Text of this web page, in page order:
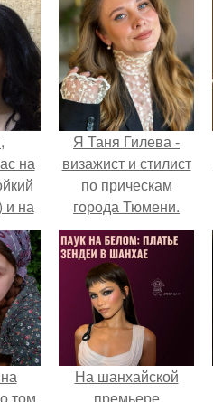
на
и на
Я Таня Гилева -
визажист и стилист
по прическам
города Тюмени.
На шанхайской